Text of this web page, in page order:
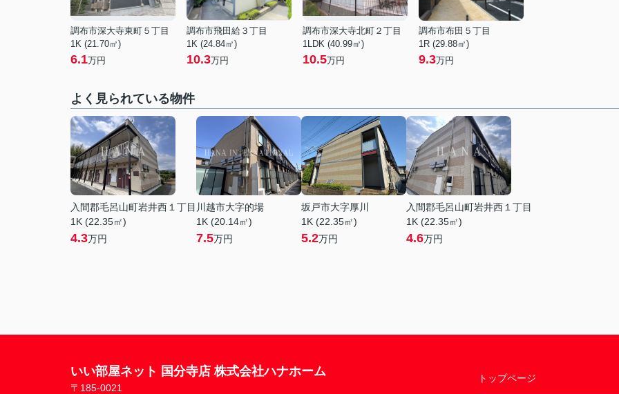
調布市深大寺東町５丁目
1K (21.70㎡)
6.1万円
調布市飛田給３丁目
1K (24.84㎡)
10.3万円
調布市深大寺北町２丁目
1LDK (40.99㎡)
10.5万円
調布市布田５丁目
1R (29.88㎡)
9.3万円
よく見られている物件
入間郡毛呂山町岩井西１丁目
1K (22.35㎡)
4.3万円
川越市大字的場
1K (20.14㎡)
7.5万円
坂戸市大字厚川
1K (22.35㎡)
5.2万円
入間郡毛呂山町岩井西１丁目
1K (22.35㎡)
4.6万円
いい部屋ネット 国分寺店 株式会社ハナホーム
〒185-0021
トップページ